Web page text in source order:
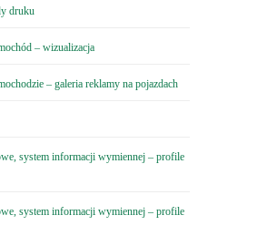
druku
– wizualizacja
– galeria reklamy na pojazdach
system informacji wymiennej – profile
system informacji wymiennej – profile